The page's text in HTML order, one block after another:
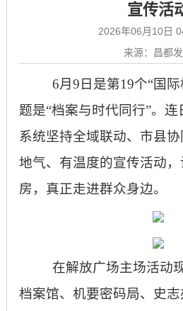
宣传活
2026年06月10日
来源：昌都
6月9日是第19个“国
题是“档案与时代同行”。
系统坚持全域联动、市县
地气、有温度的宣传活动
房，真正走进群众身边。
在解放广场主场活动
档案馆、机要密码局、史